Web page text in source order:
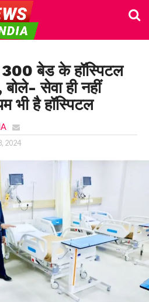
300 बेड के हॉस्पिटल
सेवा ही नहीं
भी है हॉस्पिटल
2024